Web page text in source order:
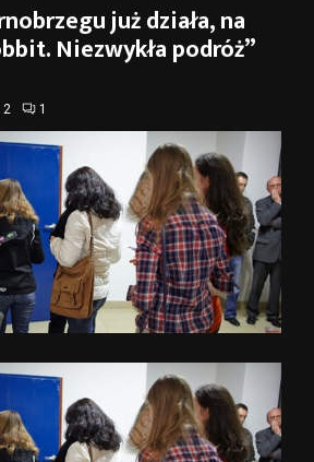
już działa, na
Niezwykła podróż”
1